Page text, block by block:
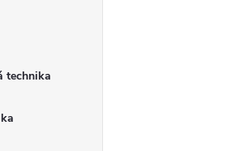
technika